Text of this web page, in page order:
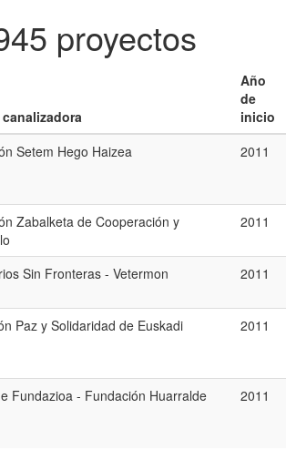
proyectos
Año
de
inicio
Setem Hego Haizea 2011
Zabalketa de Cooperación y
2011
Sin Fronteras - Vetermon 2011
Paz y Solidaridad de Euskadi 2011
Fundazioa - Fundación Huarralde 2011